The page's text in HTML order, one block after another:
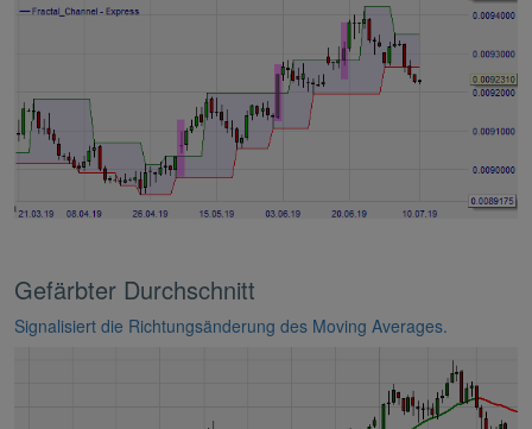
Gefärbter Durchschnitt
Signalisiert die Richtungsänderung des Moving Averages.